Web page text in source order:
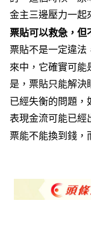
金主三邊壓力一起
票貼可以救急，但
票貼不是一定違法
來中，它確實可能
是，票貼只能解決
已經失衡的問題，
表現金流可能已經
票能不能換到錢，